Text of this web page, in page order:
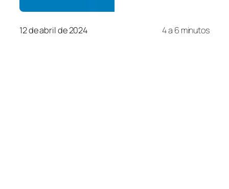
12 de abril de 2024 4 a 6 minutos